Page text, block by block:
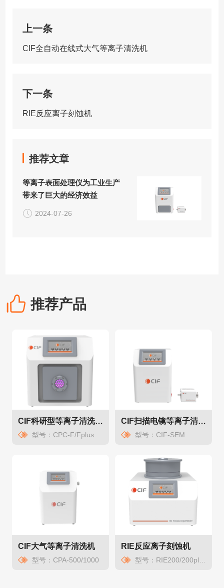
上一条
CIF全自动在线式大气等离子清洗机
下一条
RIE反应离子刻蚀机
推荐文章
等离子表面处理仪为工业生产
带来了巨大的经济效益
2024-07-26
推荐产品
CIF科研型等离子清洗机CPC-F系列
型号：CPC-F/Fplus
CIF扫描电镜等离子清洗机
型号：CIF-SEM
CIF大气等离子清洗机
型号：CPA-500/1000
RIE反应离子刻蚀机
型号：RIE200/200plus